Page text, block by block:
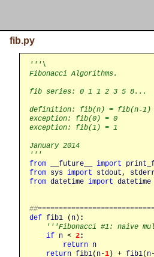
fib.py
'''\
Fibonacci Algorithms.
fib series: 0 1 1 2 3 5 8...
definition: fib(n) = fib(n-1)
exception: fib(0) = 0
exception: fib(1) = 1
January 2014
'''
from
__future__ import
from sys import stdout ,
from datetime import datetime
def fib1 ( n) :
'''Fibonacci #1: naive
if n < 2:
return n
return fib1( n-1) + fib1( n-